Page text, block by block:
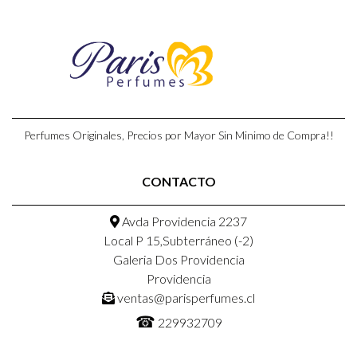
Perfumes Originales, Precios por Mayor Sin Minimo de Compra!!
CONTACTO
Avda Providencia 2237
Local P 15,Subterráneo (-2)
Galeria Dos Providencia
Providencia
ventas@parisperfumes.cl
☎ 229932709